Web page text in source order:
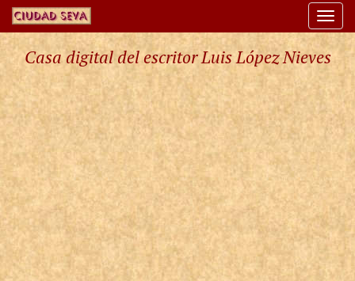
Casa digital del escritor Luis López Nieves